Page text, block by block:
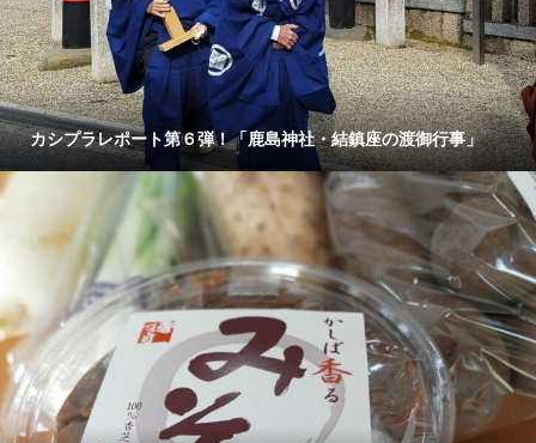
カシプラレポート第６弾！「鹿島神社・結鎮座の渡御行事」